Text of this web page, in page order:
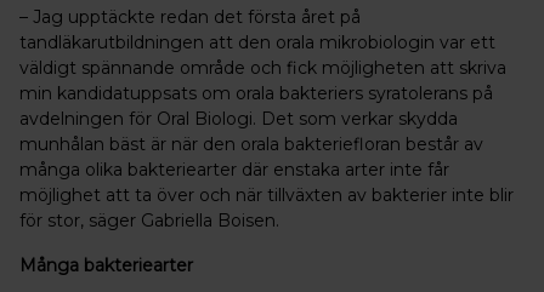
– Jag upptäckte redan det första året på
tandläkarutbildningen att den orala mikrobiologin var ett
väldigt spännande område och fick möjligheten att skriva
min kandidatuppsats om orala bakteriers syratolerans på
avdelningen för Oral Biologi. Det som verkar skydda
munhålan bäst är när den orala bakteriefloran består av
många olika bakteriearter där enstaka arter inte får
möjlighet att ta över och när tillväxten av bakterier inte blir
för stor, säger Gabriella Boisen.
Många bakteriearter